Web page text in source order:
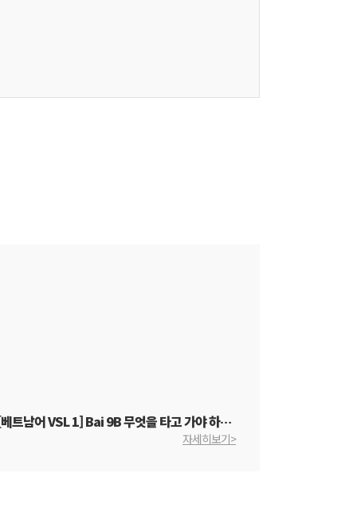
[베트남어 VSL 1] Bai 9B 무엇을 타고 가야 하나요?
자세히보기>